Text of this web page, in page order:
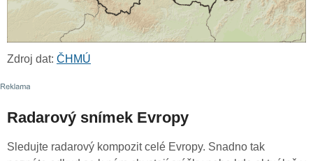
Zdroj dat: ČHMÚ
Radarový snímek Evropy
Sledujte radarový kompozit celé Evropy. Snadno tak